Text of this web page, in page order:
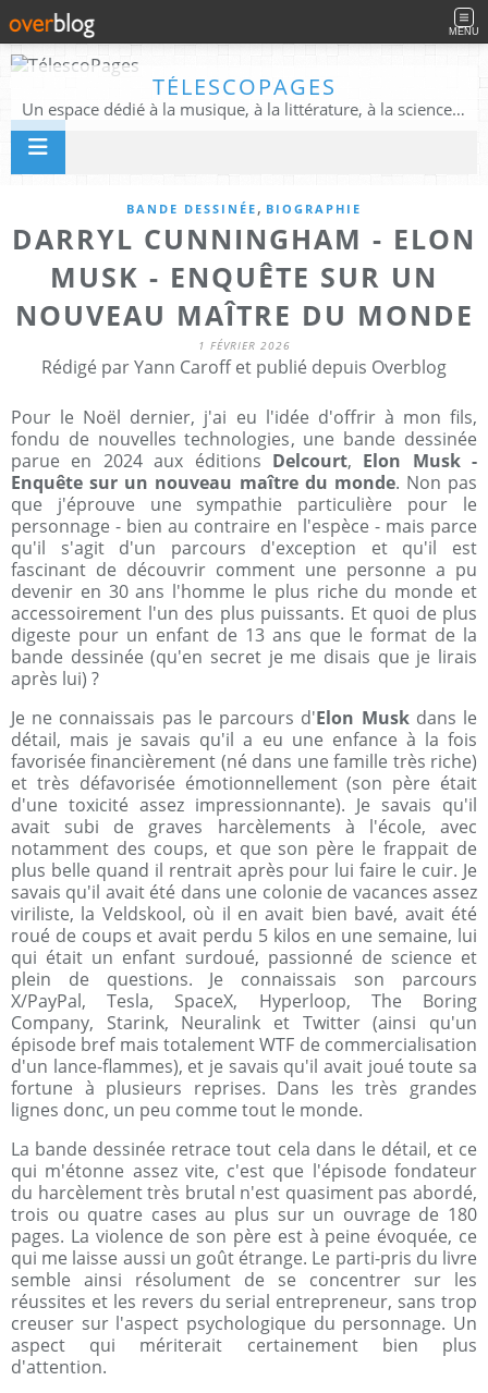
MENU
TÉLESCOPAGES
Un espace dédié à la musique, à la littérature, à la science, à la conscience, et au-delà
BANDE DESSINÉE , BIOGRAPHIE
DARRYL CUNNINGHAM - ELON
MUSK - ENQUÊTE SUR UN
NOUVEAU MAÎTRE DU MONDE
1 FÉVRIER 2026
Rédigé par Yann Caroff et publié depuis Overblog
Pour le Noël dernier, j'ai eu l'idée d'offrir à mon fils,
fondu de nouvelles technologies, une bande dessinée
parue en 2024 aux éditions Delcourt, Elon Musk -
Enquête sur un nouveau maître du monde. Non pas
que j'éprouve une sympathie particulière pour le
personnage - bien au contraire en l'espèce - mais parce
qu'il s'agit d'un parcours d'exception et qu'il est
fascinant de découvrir comment une personne a pu
devenir en 30 ans l'homme le plus riche du monde et
accessoirement l'un des plus puissants. Et quoi de plus
digeste pour un enfant de 13 ans que le format de la
bande dessinée (qu'en secret je me disais que je lirais
après lui) ?
Je ne connaissais pas le parcours d'Elon Muskdans le
détail, mais je savais qu'il a eu une enfance à la fois
favorisée financièrement (né dans une famille très riche)
et très défavorisée émotionnellement (son père était
d'une toxicité assez impressionnante). Je savais qu'il
avait subi de graves harcèlements à l'école, avec
notamment des coups, et que son père le frappait de
plus belle quand il rentrait après pour lui faire le cuir. Je
savais qu'il avait été dans une colonie de vacances assez
viriliste, la Veldskool, où il en avait bien bavé, avait été
roué de coups et avait perdu 5 kilos en une semaine, lui
qui était un enfant surdoué, passionné de science et
plein de questions. Je connaissais son parcours
X/PayPal, Tesla, SpaceX, Hyperloop, The Boring
Company, Starink, Neuralink et Twitter (ainsi qu'un
épisode bref mais totalement WTF de commercialisation
d'un lance-flammes), et je savais qu'il avait joué toute sa
fortune à plusieurs reprises. Dans les très grandes
lignes donc, un peu comme tout le monde.
La bande dessinée retrace tout cela dans le détail, et ce
qui m'étonne assez vite, c'est que l'épisode fondateur
du harcèlement très brutal n'est quasiment pas abordé,
trois ou quatre cases au plus sur un ouvrage de 180
pages. La violence de son père est à peine évoquée, ce
qui me laisse aussi un goût étrange. Le parti-pris du livre
semble ainsi résolument de se concentrer sur les
réussites et les revers du serial entrepreneur, sans trop
creuser sur l'aspect psychologique du personnage. Un
aspect qui mériterait certainement bien plus
d'attention.